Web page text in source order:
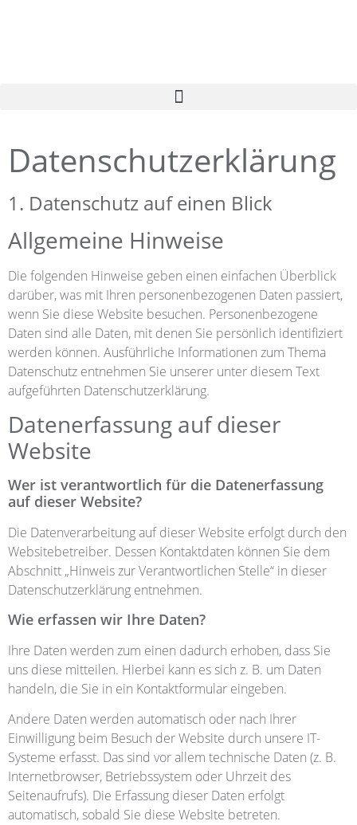
Datenschutz­erklärung
1. Datenschutz auf einen Blick
Allgemeine Hinweise
Die folgenden Hinweise geben einen einfachen Überblick
darüber, was mit Ihren personenbezogenen Daten passiert,
wenn Sie diese Website besuchen. Personenbezogene
Daten sind alle Daten, mit denen Sie persönlich identifiziert
werden können. Ausführliche Informationen zum Thema
Datenschutz entnehmen Sie unserer unter diesem Text
aufgeführten Datenschutzerklärung.
Datenerfassung auf dieser
Website
Wer ist verantwortlich für die Datenerfassung
auf dieser Website?
Die Datenverarbeitung auf dieser Website erfolgt durch den
Websitebetreiber. Dessen Kontaktdaten können Sie dem
Abschnitt „Hinweis zur Verantwortlichen Stelle“ in dieser
Datenschutzerklärung entnehmen.
Wie erfassen wir Ihre Daten?
Ihre Daten werden zum einen dadurch erhoben, dass Sie
uns diese mitteilen. Hierbei kann es sich z. B. um Daten
handeln, die Sie in ein Kontaktformular eingeben.
Andere Daten werden automatisch oder nach Ihrer
Einwilligung beim Besuch der Website durch unsere IT-
Systeme erfasst. Das sind vor allem technische Daten (z. B.
Internetbrowser, Betriebssystem oder Uhrzeit des
Seitenaufrufs). Die Erfassung dieser Daten erfolgt
automatisch, sobald Sie diese Website betreten.